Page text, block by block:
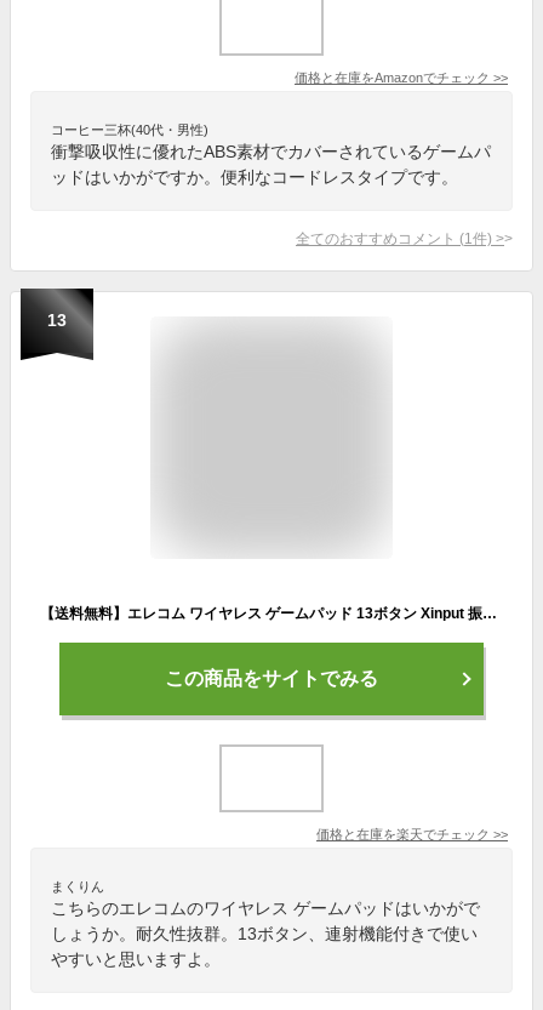
価格と在庫をAmazonでチェック >>
コーヒー三杯(40代・男性)
衝撃吸収性に優れたABS素材でカバーされているゲームパ
ッドはいかがですか。便利なコードレスタイプです。
全てのおすすめコメント (1 件) >
13
【送料無料】エレコム ワイヤレス ゲームパッド 13ボタン Xinput 振動 連射 高耐久 ブラック JC-U4113SBK
この商品をサイトでみる
価格と在庫を楽天でチェック >>
まくりん
こちらのエレコムのワイヤレス ゲームパッドはいかがで
しょうか。耐久性抜群。13ボタン、連射機能付きで使い
やすいと思いますよ。